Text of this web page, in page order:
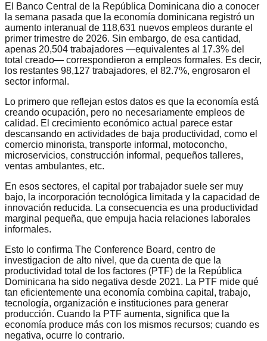
El Banco Central de la República Dominicana dio a conocer
la semana pasada que la economía dominicana registró un
aumento interanual de 118,631 nuevos empleos durante el
primer trimestre de 2026. Sin embargo, de esa cantidad,
apenas 20,504 trabajadores —equivalentes al 17.3% del
total creado— correspondieron a empleos formales. Es decir,
los restantes 98,127 trabajadores, el 82.7%, engrosaron el
sector informal.
Lo primero que reflejan estos datos es que la economía está
creando ocupación, pero no necesariamente empleos de
calidad. El crecimiento económico actual parece estar
descansando en actividades de baja productividad, como el
comercio minorista, transporte informal, motoconcho,
microservicios, construcción informal, pequeños talleres,
ventas ambulantes, etc.
En esos sectores, el capital por trabajador suele ser muy
bajo, la incorporación tecnológica limitada y la capacidad de
innovación reducida. La consecuencia es una productividad
marginal pequeña, que empuja hacia relaciones laborales
informales.
Esto lo confirma The Conference Board, centro de
investigacion de alto nivel, que da cuenta de que la
productividad total de los factores (PTF) de la República
Dominicana ha sido negativa desde 2021. La PTF mide qué
tan eficientemente una economía combina capital, trabajo,
tecnología, organización e instituciones para generar
producción. Cuando la PTF aumenta, significa que la
economía produce más con los mismos recursos; cuando es
negativa, ocurre lo contrario.